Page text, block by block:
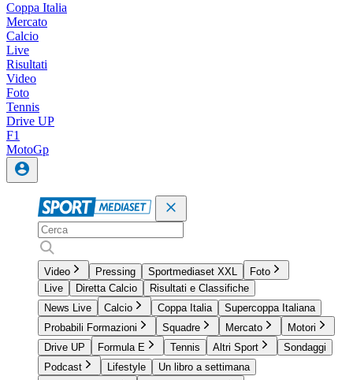
Coppa Italia
Mercato
Calcio
Live
Risultati
Video
Foto
Tennis
Drive UP
F1
MotoGp
Video Pressing Sportmediaset XXL
Foto
Live
Diretta Calcio
Risultati e Classifiche
News Live
Calcio Coppa Italia
Supercoppa Italiana
Probabili Formazioni
Squadre Mercato
Motori
Drive UP
Formula E Tennis Altri Sport
Sondaggi
Podcast
Lifestyle
Un libro a settimana